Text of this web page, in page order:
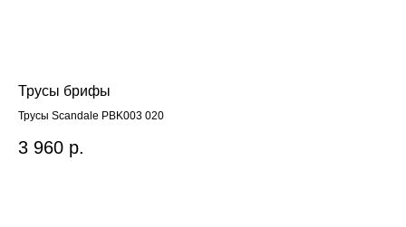
Трусы брифы
Трусы Scandale PBK003 020
3 960 р.